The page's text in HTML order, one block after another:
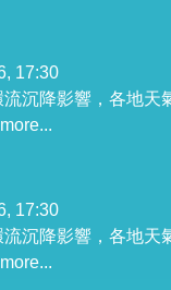
17:30
流沉降影響，各地天
more...
17:30
流沉降影響，各地天
more...